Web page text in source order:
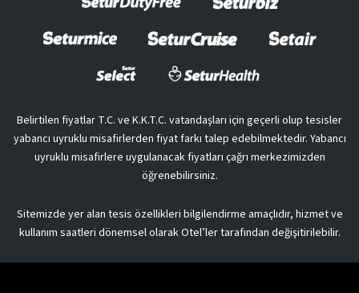
Belirtilen fiyatlar T.C. ve K.K.T.C. vatandaşları için geçerli olup tesisler
yabancı uyruklu misafirlerden fiyat farkı talep edebilmektedir. Yabancı
uyruklu misafirlere uygulanacak fiyatları çağrı merkezimizden
öğrenebilirsiniz.
Sitemizde yer alan tesis özellikleri bilgilendirme amaçlıdır, hizmet ve
kullanım saatleri dönemsel olarak Otel’ler tarafından değişitirilebilir.